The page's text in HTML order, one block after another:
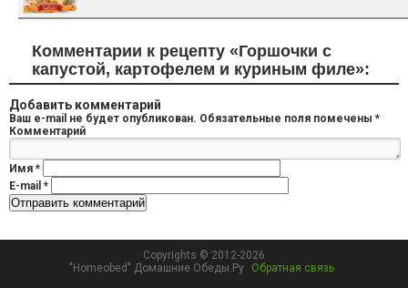
Комментарии к рецепту «Горшочки с
капустой, картофелем и куриным филе»:
Добавить комментарий
Ваш e-mail не будет опубликован. Обязательные поля помечены *
Комментарий
Имя *
E-mail *
Copyrights © 2012-2026
"Homeobed" Домашние Обеды.Ру
Обратная связь